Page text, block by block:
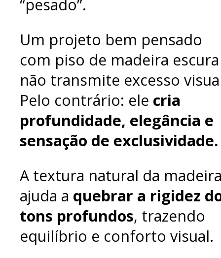
“pesado”.
Um projeto bem pensado
com piso de madeira escura
não transmite excesso
Pelo contrário: ele cria
profundidade, elegância e
sensação de exclusividade.
A textura natural da
ajuda a quebrar a rigidez
tons profundos, trazendo
equilíbrio e conforto visual.